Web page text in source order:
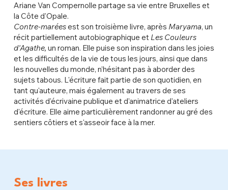
Ses livres
Ariane Van Compernolle partage sa vie entre Bruxelles et
la Côte d'Opale.
Contre-maréesest son troisième livre, après Maryama, un
récit partiellement autobiographique et Les Couleurs
d'Agathe, un roman. Elle puise son inspiration dans les joies
et les difficultés de la vie de tous les jours, ainsi que dans
les nouvelles du monde, n’hésitant pas à aborder des
sujets tabous. L'écriture fait partie de son quotidien, en
tant qu'auteure, mais également au travers de ses
activités d'écrivaine publique et d'animatrice d'ateliers
d'écriture. Elle aime particulièrement randonner au gré des
sentiers côtiers et s'asseoir face à la mer.